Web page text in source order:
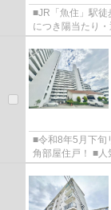
■JR「魚住」駅徒
につき陽当たり
■令和8年5月下旬
角部屋住戸！ ■人